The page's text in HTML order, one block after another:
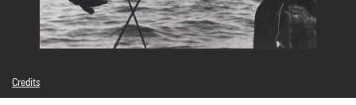
Credits
© Louis Stettner